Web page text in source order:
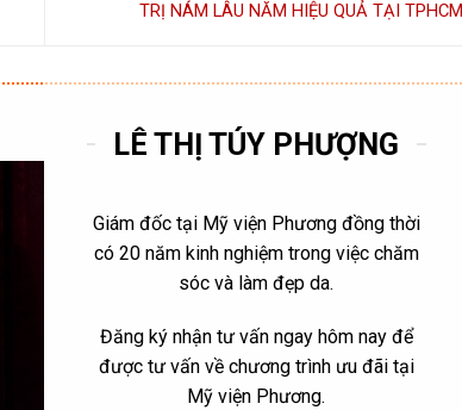
TRỊ NÁM LÂU NĂM HIỆU QUẢ TẠI TPHCM
LÊ THỊ TÚY PHƯỢNG
Giám đốc tại Mỹ viện Phương đồng thời
có 20 năm kinh nghiệm trong việc chăm
sóc và làm đẹp da.
Đăng ký nhận tư vấn ngay hôm nay để
được tư vấn về chương trình ưu đãi tại
Mỹ viện Phương.